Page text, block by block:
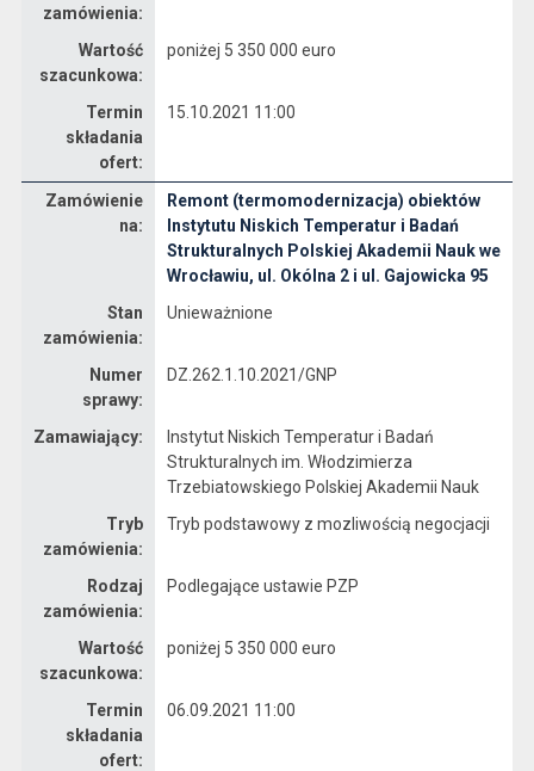
zamówienia:
Wartość
szacunkowa:
poniżej 5 350 000 euro
Termin
składania
ofert:
15.10.2021 11:00
Zamówienie
na:
Remont (termomodernizacja) obiektów
Instytutu Niskich Temperatur i Badań
Strukturalnych Polskiej Akademii Nauk we
Wrocławiu, ul. Okólna 2 i ul. Gajowicka 95
Stan
zamówienia:
Unieważnione
Numer
sprawy:
DZ.262.1.10.2021/GNP
Zamawiający:
Instytut Niskich Temperatur i Badań
Strukturalnych im. Włodzimierza
Trzebiatowskiego Polskiej Akademii Nauk
Tryb
zamówienia:
Tryb podstawowy z mozliwością negocjacji
Rodzaj
zamówienia:
Podlegające ustawie PZP
Wartość
szacunkowa:
poniżej 5 350 000 euro
Termin
składania
ofert:
06.09.2021 11:00